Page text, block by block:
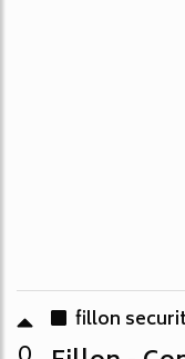
fillon